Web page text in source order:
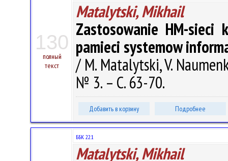
130
полный
текст
Matalytski, Mikhail
Zastosowanie HM-sieci
pamieci systemow
/ M. Matalytski, V.
№ 3. – С. 63-70.
Добавить в корзину Подробнее
ББК 22.1
Matalytski, Mikhail